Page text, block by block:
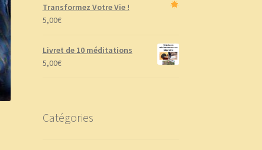
Transformez Votre Vie !
5,00€
Livret de 10 méditations
5,00€
Catégories